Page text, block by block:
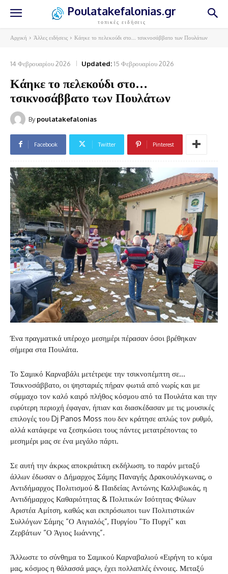
Poulatakefalonias.gr
τοπικές ειδήσεις
Αρχική Άλλες ειδήσεις Κάηκε το πελεκούδι στο... τσικνοσάββατο των Πουλάτων
14 Φεβρουαρίου 2026 Updated:15 Φεβρουαρίου 2026
Κάηκε το πελεκούδι στο…
τσικνοσάββατο των Πουλάτων
By poulatakefalonias
Facebook Twitter Pinterest
Ένα πραγματικά υπέροχο μεσημέρι πέρασαν όσοι βρέθηκαν
σήμερα στα Πουλάτα.
Το Σαμικό Καρναβάλι μετέτρεψε την τσικνοπέμπτη σε…
Τσικνοσάββατο, οι ψησταριές πήραν φωτιά από νωρίς και με
σύμμαχο τον καλό καιρό πλήθος κόσμου από τα Πουλάτα και την
ευρύτερη περιοχή έφαγαν, ήπιαν και διασκέδασαν με τις μουσικές
επιλογές του Dj Panos Moss που δεν κράτησε απλώς τον ρυθμό,
αλλά κατάφερε να ξεσηκώσει τους πάντες μετατρέποντας το
μεσημέρι μας σε ένα μεγάλο πάρτι.
Σε αυτή την άκρως αποκριάτικη εκδήλωση, το παρόν μεταξύ
άλλων έδωσαν ο Δήμαρχος Σάμης Παναγής Δρακουλόγκωνας, ο
Αντιδήμαρχος Πολιτισμού & Παιδείας Αντώνης Καλλιβωκάς, η
Αντιδήμαρχος Καθαριότητας & Πολιτικών Ισότητας Φύλων
Αριστέα Αμίτση, καθώς και εκπρόσωποι των Πολιτιστικών
Συλλόγων Σάμης “Ο Αιγιαλός”, Πυργίου “Το Πυργί” και
Ζερβάτων “Ο Άγιος Ιωάννης”.
Άλλωστε το σύνθημα το Σαμικού Καρναβαλιού «Ειρήνη το κύμα
μας, κόσμος η θάλασσά μας», έχει πολλαπλές έννοιες. Μεταξύ